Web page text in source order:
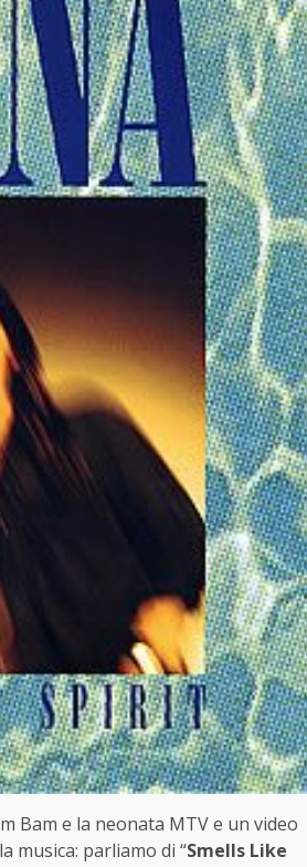
Bam e la neonata MTV e un video
musica: parliamo di “Smells Like